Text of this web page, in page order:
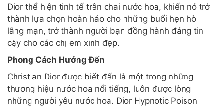
Dior thể hiện tinh tế trên chai nước hoa, khiến nó trở
thành lựa chọn hoàn hảo cho những buổi hẹn hò
lãng mạn, trở thành người bạn đồng hành đáng tin
cậy cho các chị em xinh đẹp.
Phong Cách Hướng Đến
Christian Dior được biết đến là một trong những
thương hiệu nước hoa nổi tiếng, luôn được lòng
những người yêu nước hoa. Dior Hypnotic Poison